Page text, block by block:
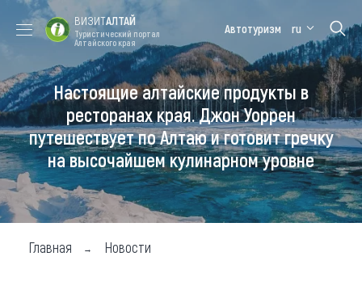
Форум VISIT
ALTAI
Цветение
маральника
Медицинский
форум
Алтайская
зимовка
Туры
Где побывать
Чем заняться
Где остановиться
ВИЗИТАЛТАЙ
Туристический портал
Алтайского края
Автотуризм ru
Настоящие алтайские продукты в
ресторанах края. Джон Уоррен
путешествует по Алтаю и готовит гречку
на высочайшем кулинарном уровне
Главная Новости